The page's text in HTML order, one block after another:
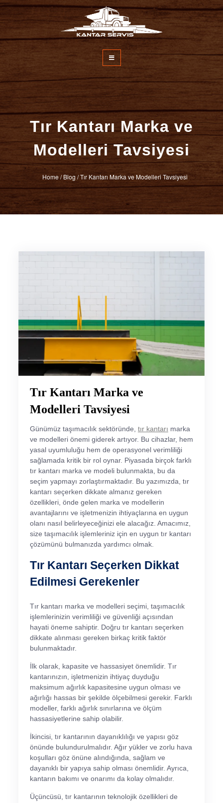
İçeriğe
Kantar Servisi
Tır Kantarı Marka ve
Modelleri Tavsiyesi
Home/Blog /Tır Kantarı Marka ve Modelleri Tavsiyesi
Tır Kantarı Marka ve
Modelleri Tavsiyesi
Günümüz taşımacılık sektöründe, tır kantarı marka
ve modelleri önemi giderek artıyor. Bu cihazlar, hem
yasal uyumluluğu hem de operasyonel verimliliği
sağlamada kritik bir rol oynar. Piyasada birçok farklı
tır kantarı marka ve modeli bulunmakta, bu da
seçim yapmayı zorlaştırmaktadır. Bu yazımızda, tır
kantarı seçerken dikkate almanız gereken
özellikleri, önde gelen marka ve modellerin
avantajlarını ve işletmenizin ihtiyaçlarına en uygun
olanı nasıl belirleyeceğinizi ele alacağız. Amacımız,
size taşımacılık işlemleriniz için en uygun tır kantarı
çözümünü bulmanızda yardımcı olmak.
Tır Kantarı Seçerken Dikkat
Edilmesi Gerekenler
Tır kantarı marka ve modelleri seçimi, taşımacılık
işlemlerinizin verimliliği ve güvenliği açısından
hayati öneme sahiptir. Doğru tır kantarı seçerken
dikkate alınması gereken birkaç kritik faktör
bulunmaktadır.
İlk olarak, kapasite ve hassasiyet önemlidir. Tır
kantarınızın, işletmenizin ihtiyaç duyduğu
maksimum ağırlık kapasitesine uygun olması ve
ağırlığı hassas bir şekilde ölçebilmesi gerekir. Farklı
modeller, farklı ağırlık sınırlarına ve ölçüm
hassasiyetlerine sahip olabilir.
İkincisi, tır kantarının dayanıklılığı ve yapısı göz
önünde bulundurulmalıdır. Ağır yükler ve zorlu hava
koşulları göz önüne alındığında, sağlam ve
dayanıklı bir yapıya sahip olması önemlidir. Ayrıca,
kantarın bakımı ve onarımı da kolay olmalıdır.
Üçüncüsü, tır kantarının teknolojik özellikleri de